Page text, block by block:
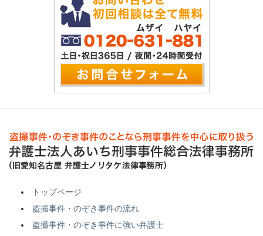
トップページ
盗撮事件・のぞき事件の流れ
盗撮事件・のぞき事件に強い弁護士